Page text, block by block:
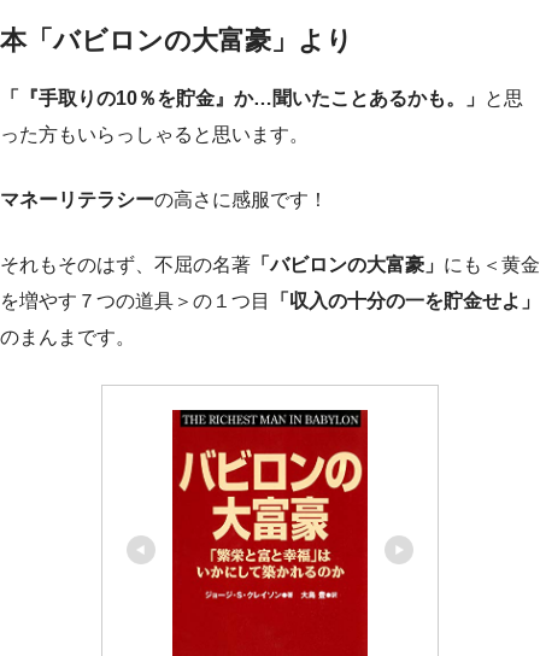
本「バビロンの大富豪」より
「『手取りの10％を貯金』か…聞いたことあるかも。」 と思
った方もいらっしゃると思います。
マネーリテラシーの高さに感服です！
それもそのはず、不屈の名著 「バビロンの大富豪」 にも＜黄金
を増やす７つの道具＞の１つ目
「収入の十分の一を貯金せよ」
のまんまです。